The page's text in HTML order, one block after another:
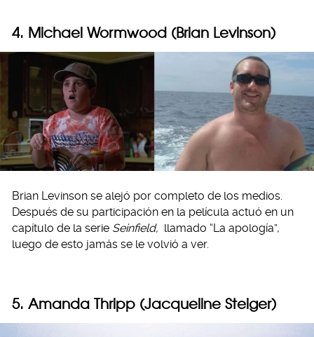
4. Michael Wormwood (Brian Levinson)
Brian Levinson se alejó por completo de los medios.
Después de su participación en la película actuó en un
capítulo de la serie Seinfield, llamado “La apología”,
luego de esto jamás se le volvió a ver.
5. Amanda Thripp (Jacqueline Steiger)